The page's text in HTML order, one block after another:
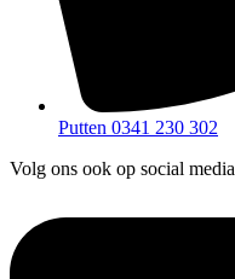
Putten 0341 230 302
Volg ons ook op social media